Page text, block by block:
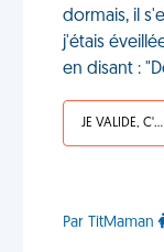
dormais, il
j'étais
en disant :
JE VALIDE, C'EST UNE VDM
Par TitMaman